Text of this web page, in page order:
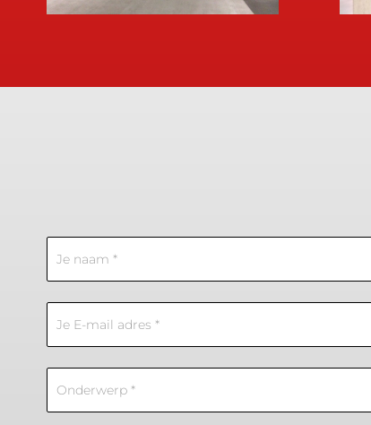
Contact
Us